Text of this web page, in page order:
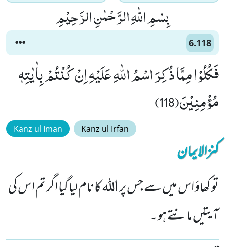
بِسْمِ اللّٰهِ الرَّحْمٰنِ الرَّحِیْمِ
6.118
فَكُلُوْا مِمَّا ذُكِرَ اسْمُ اللّٰهِ عَلَیْهِ اِنْ كُنْتُمْ بِاٰیٰتِهٖ
مُؤْمِنِیْنَ(118)
Kanz ul Iman Kanz ul Irfan
کنزالایمان
تو کھاؤ اس میں سے جس پر اللہ کا نام لیا گیا اگر تم ا س کی
آیتیں مانتے ہو ۔